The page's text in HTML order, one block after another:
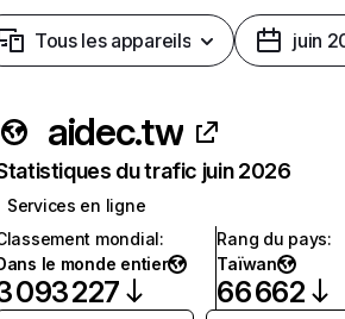
Tous les appareils juin
aidec.tw
du trafic juin 2026
Services en ligne
mondial:
le monde entier
093 227
Rang du pays:
Taïwan
66 662